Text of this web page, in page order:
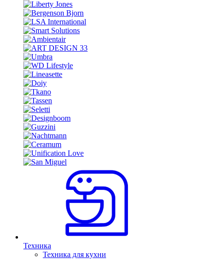
Техника
Техника для кухни